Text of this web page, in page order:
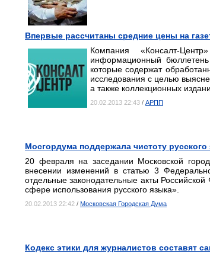
Впервые рассчитаны средние цены на
Компания «Консалт-
информационный
которые содержат
исследования с целью
а также коллекционных
20.02.2013 22:43 / АРПП
Мосгордума поддержала чистоту русского
20 февраля на заседании Московской
внесении изменений в статью 3
отдельные законодательные акты
сфере использования русского языка».
20.02.2013 22:42 / Московская Городская Дума
Кодекс этики для журналистов составят